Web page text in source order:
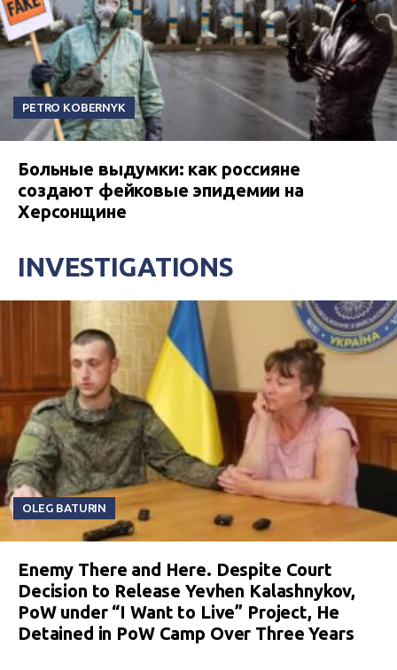
PETRO KOBERNYK
Больные выдумки: как россияне
создают фейковые эпидемии на
Херсонщине
INVESTIGATIONS
OLEG BATURIN
Enemy There and Here. Despite Court
Decision to Release Yevhen Kalashnykov,
PoW under “I Want to Live” Project, He
Detained in PoW Camp Over Three Years